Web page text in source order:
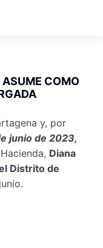
ASUME COMO
y, por
junio de 2023,
Diana
Distrito de